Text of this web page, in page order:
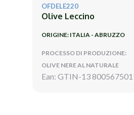
OFDELE220
Olive Leccino
ORIGINE: ITALIA - ABRUZZO
PROCESSO DI PRODUZIONE:
OLIVE NERE AL NATURALE
Ean: GTIN-13